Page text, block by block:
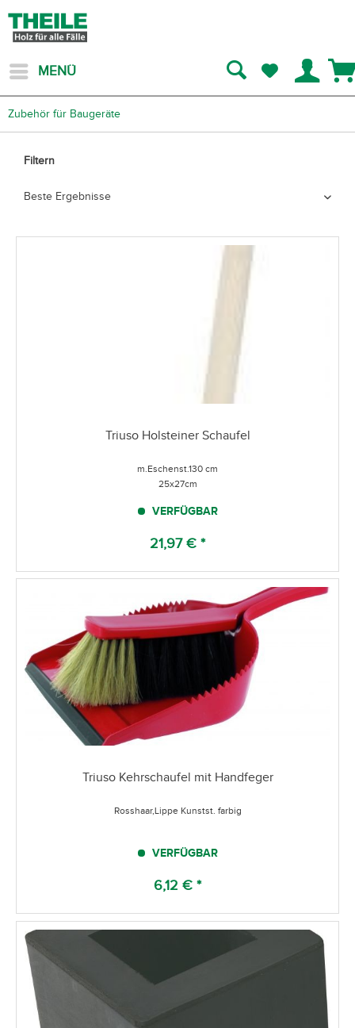
MENÜ
Zubehör für Baugeräte
Filtern
Triuso Holsteiner Schaufel
m.Eschenst.130 cm
25x27cm
VERFÜGBAR
21,97 € *
Triuso Kehrschaufel mit Handfeger
Rosshaar,Lippe Kunstst. farbig
VERFÜGBAR
6,12 € *